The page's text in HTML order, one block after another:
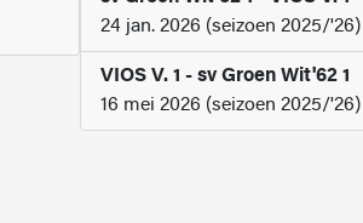
24 jan. 2026 (seizoen 2025/'26)
VIOS V. 1 - sv Groen Wit'62 1
16 mei 2026 (seizoen 2025/'26)